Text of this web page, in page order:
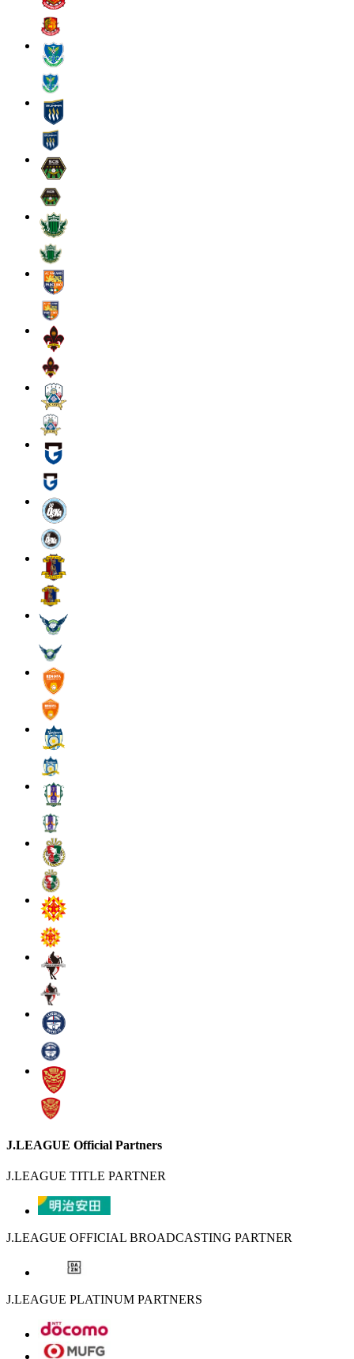
J.LEAGUE Official Partners
J.LEAGUE TITLE PARTNER
J.LEAGUE OFFICIAL BROADCASTING PARTNER
J.LEAGUE PLATINUM PARTNERS